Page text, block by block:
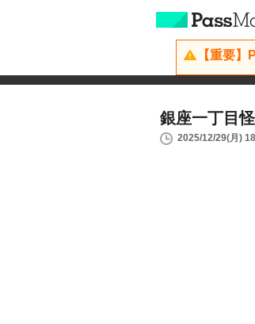
【重要
銀座一丁目
2025/12/29(月)